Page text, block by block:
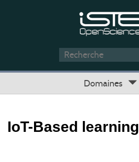
Domaines
IoT-Based learning